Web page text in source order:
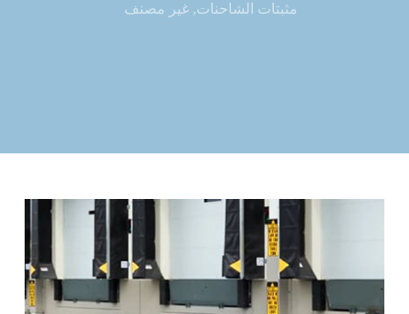
مثبتات الشاحنات,غير مصنف